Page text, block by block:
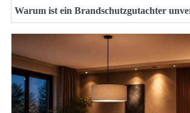
Warum ist ein Brandschutzgutachter